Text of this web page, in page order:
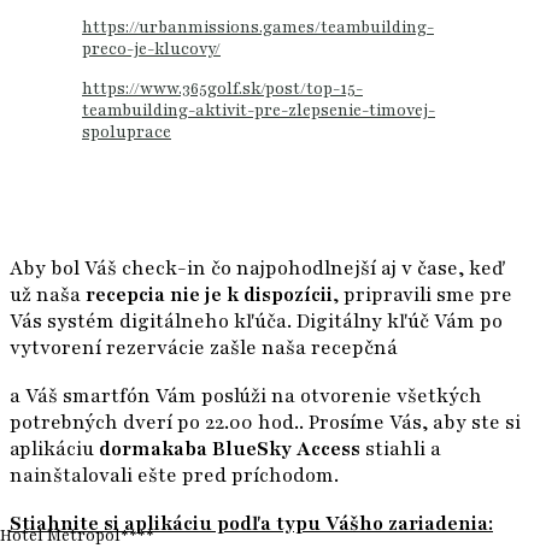
https://urbanmissions.games/teambuilding-
preco-je-klucovy/
https://www.365golf.sk/post/top-15-
teambuilding-aktivit-pre-zlepsenie-timovej-
spoluprace
Hotel Metropol****
Aby bol Váš check-in čo najpohodlnejší aj v čase, keď
už našarecepcia nie je k dispozícii, pripravili sme pre
Vás systém digitálneho kľúča. Digitálny kľúč Vám po
vytvorení rezervácie zašle naša recepčná
a Váš smartfón Vám poslúži na otvorenie všetkých
potrebných dverí po 22.00 hod.. Prosíme Vás, aby ste si
aplikáciu dormakaba BlueSky Access stiahli a
nainštalovali ešte pred príchodom.
Stiahnite si aplikáciu podľa typu Vášho zariadenia: